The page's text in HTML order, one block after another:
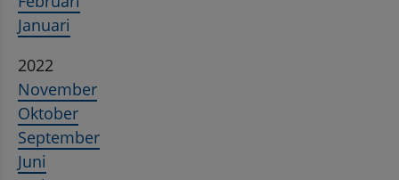
Januari
2022
November
Oktober
September
Juni